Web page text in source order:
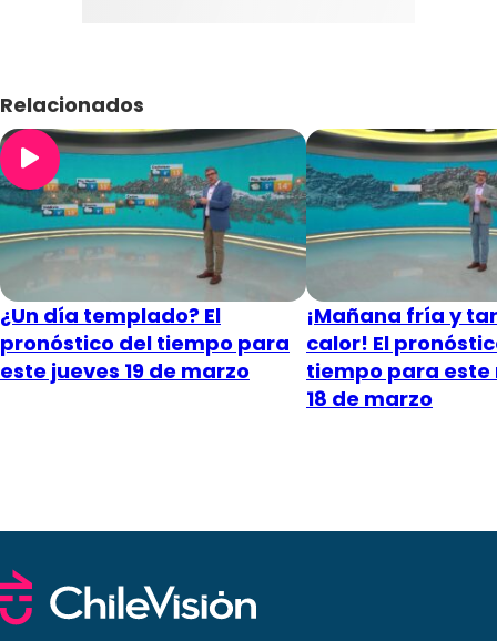
Relacionados
¿Un día templado? El
pronóstico del tiempo para
este jueves 19 de marzo
¡Mañana fría y
calor! El
tiempo para este
18 de marzo